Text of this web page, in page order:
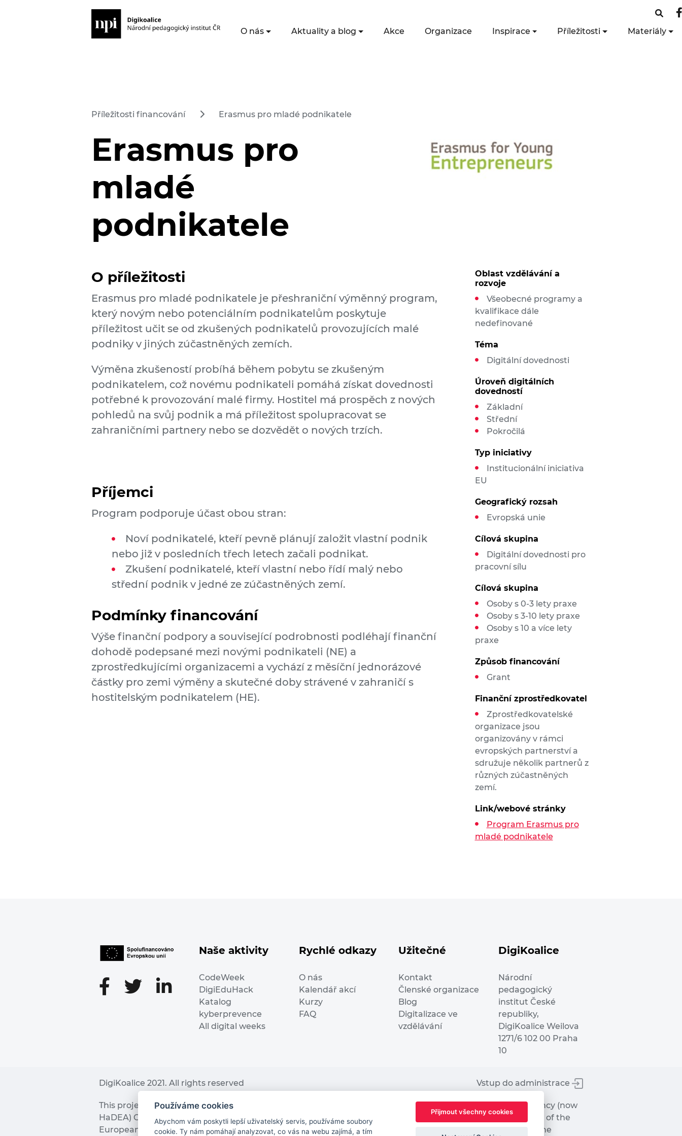
O nás Aktuality a blog Akce Organizace Inspirace Příležitosti Materiály
Příležitosti financování Erasmus pro mladé podnikatele
Erasmus pro
mladé
podnikatele
O příležitosti
Erasmus pro mladé podnikatele je přeshraniční výměnný program,
který novým nebo potenciálním podnikatelům poskytuje
příležitost učit se od zkušených podnikatelů provozujících malé
podniky v jiných zúčastněných zemích.
Výměna zkušeností probíhá během pobytu se zkušeným
podnikatelem, což novému podnikateli pomáhá získat dovednosti
potřebné k provozování malé firmy. Hostitel má prospěch z nových
pohledů na svůj podnik a má příležitost spolupracovat se
zahraničními partnery nebo se dozvědět o nových trzích.
Příjemci
Program podporuje účast obou stran:
Noví podnikatelé, kteří pevně plánují založit vlastní podnik
nebo již v posledních třech letech začali podnikat.
Zkušení podnikatelé, kteří vlastní nebo řídí malý nebo
střední podnik v jedné ze zúčastněných zemí.
Podmínky financování
Výše finanční podpory a související podrobnosti podléhají finanční
dohodě podepsané mezi novými podnikateli (NE) a
zprostředkujícími organizacemi a vychází z měsíční jednorázové
částky pro zemi výměny a skutečné doby strávené v zahraničí s
hostitelským podnikatelem (HE).
Oblast vzdělávání a
rozvoje
Všeobecné programy a
kvalifikace dále
nedefinované
Téma
Digitální dovednosti
Úroveň digitálních
dovedností
Základní
Střední
Pokročilá
Typ iniciativy
Institucionální iniciativa
EU
Geografický rozsah
Evropská unie
Cílová skupina
Digitální dovednosti pro
pracovní sílu
Cílová skupina
Osoby s 0-3 lety praxe
Osoby s 3-10 lety praxe
Osoby s 10 a více lety
praxe
Způsob financování
Grant
Finanční zprostředkovatel
Zprostředkovatelské
organizace jsou
organizovány v rámci
evropských partnerství a
sdružuje několik partnerů z
různých zúčastněných
zemí.
Link/webové stránky
Program Erasmus pro
mladé podnikatele
Naše aktivity
CodeWeek
DigiEduHack
Katalog
kyberprevence
All digital weeks
Rychlé odkazy
O nás
Kalendář akcí
Kurzy
FAQ
Užitečné
Kontakt
Členské organizace
Blog
Digitalizace ve
vzdělávání
DigiKoalice
Národní
pedagogický
institut České
republiky,
DigiKoalice Weilova
1271/6 102 00 Praha
10
DigiKoalice 2021. All rights reserved Vstup do administrace
This project has received funding from the European Commission Innovation and Networks Executive Agency (now
HaDEA) CEF TELECOM Calls 2019. This website reflects only the author’s view. It does not represent the view of the
European Commission and the European Commission is not responsible for any use that may be made of the
Používáme cookies
Abychom vám poskytli lepší uživatelský servis, používáme soubory
cookie. Ty nám pomáhají analyzovat, co vás na webu zajímá, a tím
Přijmout všechny cookies